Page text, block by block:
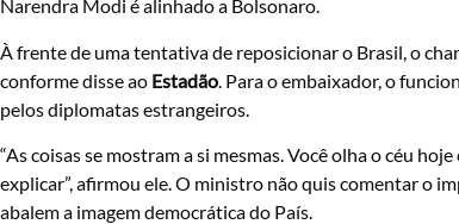
Narendra Modi é alinhado a Bolsonaro.
À frente de uma tentativa de reposicionar o Brasil, o
conforme disse ao Estadão . Para o embaixador, o
pelos diplomatas estrangeiros.
“As coisas se mostram a si mesmas. Você olha o céu
explicar”, afirmou ele. O ministro não quis comentar o
abalem a imagem democrática do País.